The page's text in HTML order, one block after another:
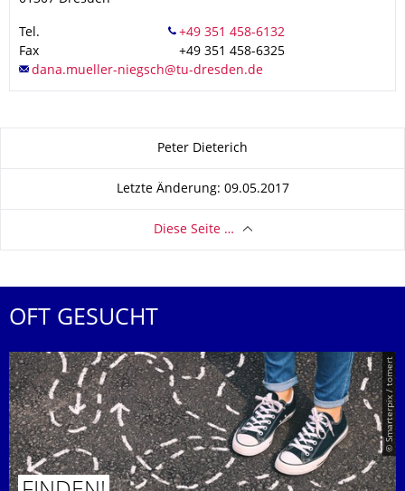
Tel.
Fax
+49 351 458-6325
Peter Dieterich
Letzte Änderung: 09.05.2017
Diese Seite …
OFT GESUCHT
© Smarterpix / tomert